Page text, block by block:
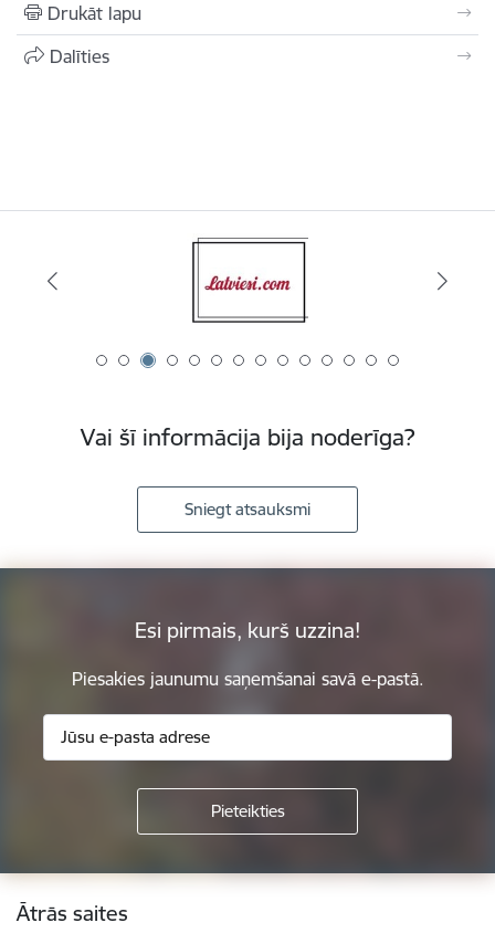
Drukāt lapu
Dalīties
Vai šī informācija bija noderīga?
Sniegt atsauksmi
Esi pirmais, kurš uzzina!
Piesakies jaunumu saņemšanai savā e-pastā.
Kājene
Ātrās saites